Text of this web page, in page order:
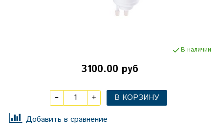
В наличии
3100.00 руб
В КОРЗИНУ
Добавить в сравнение